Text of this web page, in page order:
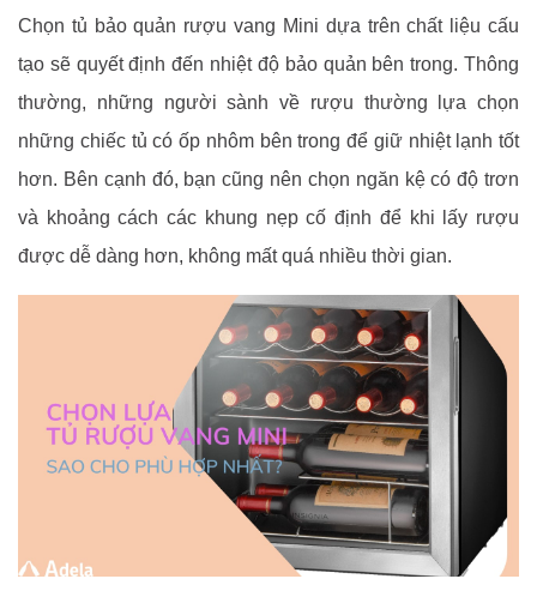
Chọn tủ bảo quản rượu vang Mini dựa trên chất liệu cấu
tạo sẽ quyết định đến nhiệt độ bảo quản bên trong. Thông
thường, những người sành về rượu thường lựa chọn
những chiếc tủ có ốp nhôm bên trong để giữ nhiệt lạnh tốt
hơn. Bên cạnh đó, bạn cũng nên chọn ngăn kệ có độ trơn
và khoảng cách các khung nẹp cố định để khi lấy rượu
được dễ dàng hơn, không mất quá nhiều thời gian.